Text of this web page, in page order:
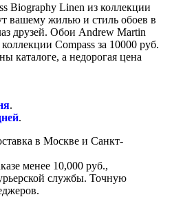
Biography Linen из коллекции
вашему жилью и стиль обоев в
друзей. Обои Andrew Martin
Compass за 10000 руб.
каталоге, а недорогая цена
.
.
в Москве и Санкт-
менее 10,000 руб.,
службы. Точную